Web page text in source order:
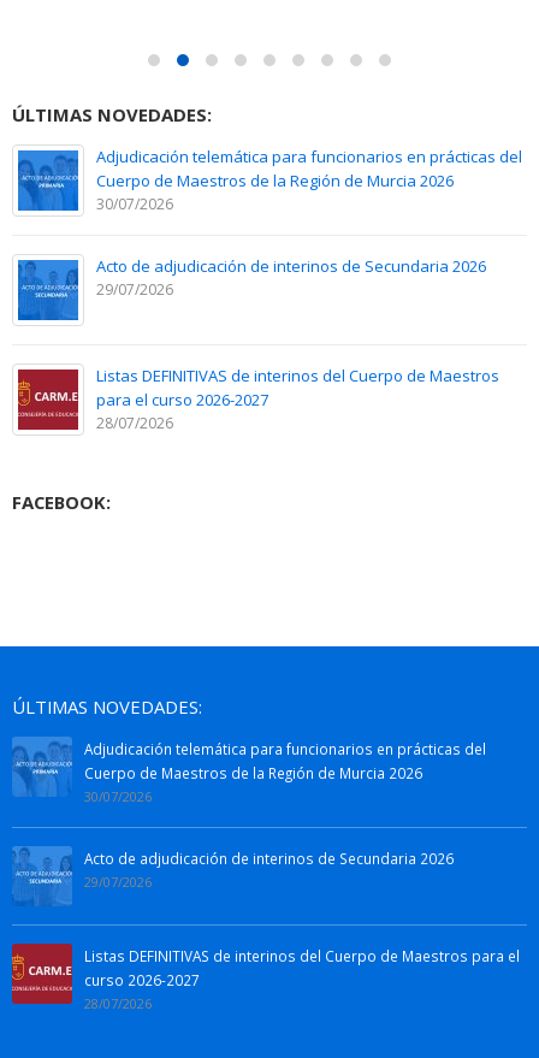
ÚLTIMAS NOVEDADES:
Adjudicación telemática para funcionarios en prácticas del
Cuerpo de Maestros de la Región de Murcia 2026
30/07/2026
Acto de adjudicación de interinos de Secundaria 2026
29/07/2026
Listas DEFINITIVAS de interinos del Cuerpo de Maestros
para el curso 2026-2027
28/07/2026
FACEBOOK:
ÚLTIMAS NOVEDADES:
Adjudicación telemática para funcionarios en prácticas del
Cuerpo de Maestros de la Región de Murcia 2026
30/07/2026
Acto de adjudicación de interinos de Secundaria 2026
29/07/2026
Listas DEFINITIVAS de interinos del Cuerpo de Maestros para el
curso 2026-2027
28/07/2026